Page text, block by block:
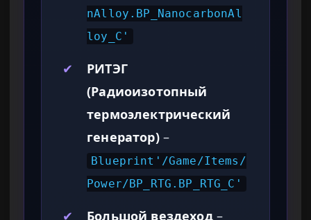
nAlloy.BP_NanocarbonAl
loy_C'
✔
РИТЭГ
(Радиоизотопный
термоэлектрический
генератор)–
Blueprint'/Game/Items/
Power/BP_RTG.BP_RTG_C'
✔ Большой вездеход–